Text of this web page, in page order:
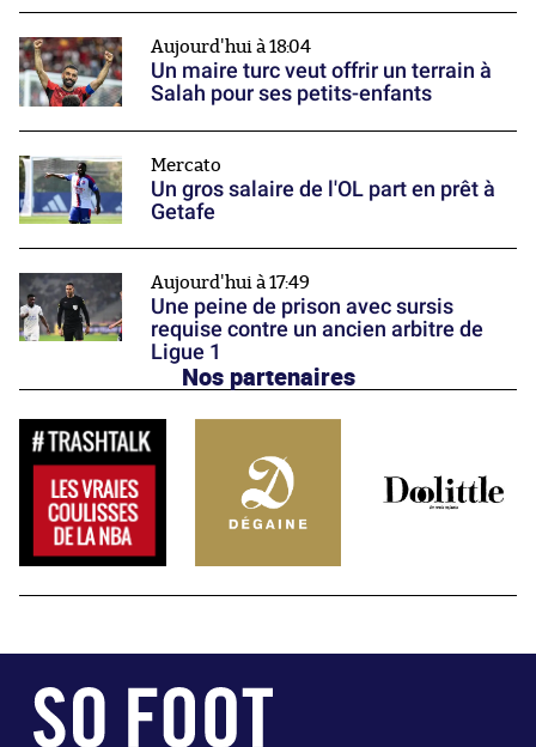
Aujourd'hui à 18:04
Un maire turc veut offrir un terrain à
Salah pour ses petits-enfants
Mercato
Un gros salaire de l'OL part en prêt à
Getafe
Aujourd'hui à 17:49
Une peine de prison avec sursis
requise contre un ancien arbitre de
Ligue 1
Nos partenaires